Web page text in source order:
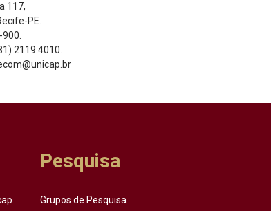
117,
PE.
2119.4010.
Pesquisa
Grupos de Pesquisa